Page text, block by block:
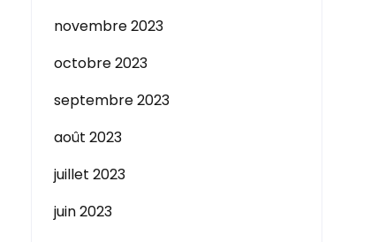
novembre 2023
octobre 2023
septembre 2023
août 2023
juillet 2023
juin 2023